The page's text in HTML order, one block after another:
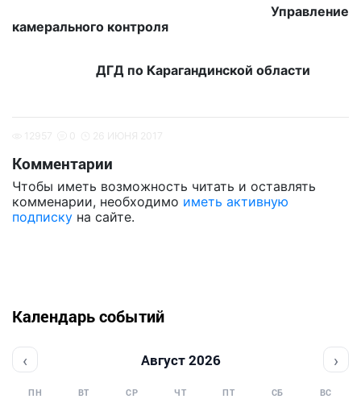
Управление
камерального контроля
ДГД по Карагандинской области
Комментарии
Чтобы иметь возможность читать и оставлять
комменарии, необходимо иметь активную
подписку на сайте.
Календарь событий
‹ Август 2026 ›
ПН ВТ СР ЧТ ПТ СБ ВС